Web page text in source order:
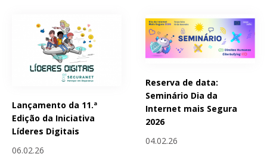
Lançamento da 11.ª
Edição da Iniciativa
Líderes Digitais
06.02.26
Reserva de data:
Seminário Dia da
Internet mais Segura
2026
04.02.26